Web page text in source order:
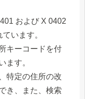
および X 0402
います。
キーコードを付
ます。
特定の住所の改
き、また、検索